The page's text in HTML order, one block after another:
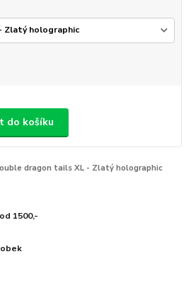
do košíku
dragon tails XL - Zlatý holographic
1500,-